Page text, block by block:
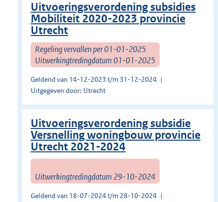
Uitvoeringsverordening subsidies
Mobiliteit 2020-2023 provincie
Utrecht
Regeling vervallen per 01-01-2025
Uitwerkingtredingdatum 01-01-2025
Geldend van 14-12-2023 t/m 31-12-2024
Uitgegeven door: Utrecht
Uitvoeringsverordening subsidie
Versnelling woningbouw provincie
Utrecht 2021-2024
Uitwerkingtredingdatum 29-10-2024
Geldend van 18-07-2024 t/m 28-10-2024